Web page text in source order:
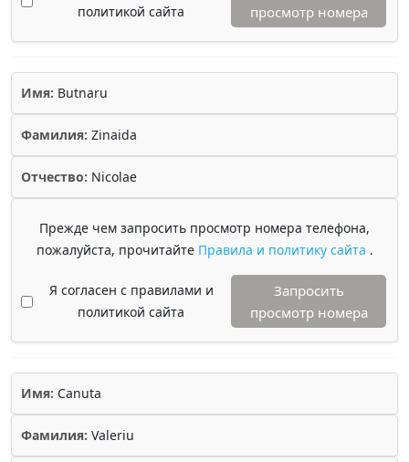
политикой сайта
просмотр номера
Имя: Butnaru
Фамилия: Zinaida
Отчество: Nicolae
Прежде чем запросить просмотр номера телефона,
пожалуйста, прочитайте Правила и политику сайта .
Я согласен с правилами и
политикой сайта
Запросить
просмотр номера
Имя: Canuta
Фамилия: Valeriu